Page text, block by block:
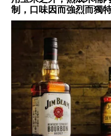
制，口味因而強烈而獨特